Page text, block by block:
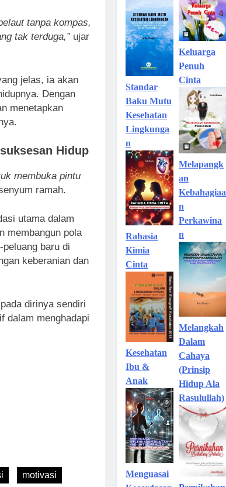
tanpa kompas,
tak terduga,”ujar
jelas, ia akan
Dengan
menetapkan
Hidup
membuka pintu
ramah.
utama dalam
membangun pola
baru di
keberanian dan
dirinya sendiri
dalam menghadapi
motivasi
Standar
Baku Mutu
Kesehatan
Lingkunga
n
Rahasia
Kimia
Cinta
Kesehatan
Ibu &
Anak
Menguasai
Keluarga
Penuh
Cinta
Melapangk
an
Kebahagiaa
n
Perkawina
n
Melangkah
Dalam
Cahaya
(Prinsip
Hidup Ala
Rasulullah)